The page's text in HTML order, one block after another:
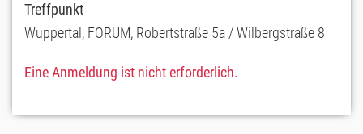
Treffpunkt
Wuppertal, FORUM, Robertstraße 5a / Wilbergstraße 8
Eine Anmeldung ist nicht erforderlich.